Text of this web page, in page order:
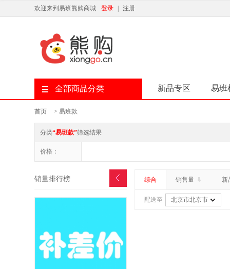
欢迎来到易班熊购商城 登录 注册
全部商品分类 新品专区 易班
首页 > 易班款
分类“易班款”筛选结果
价格：
销量排行榜 综合 销售量
配送至 北京市北京市